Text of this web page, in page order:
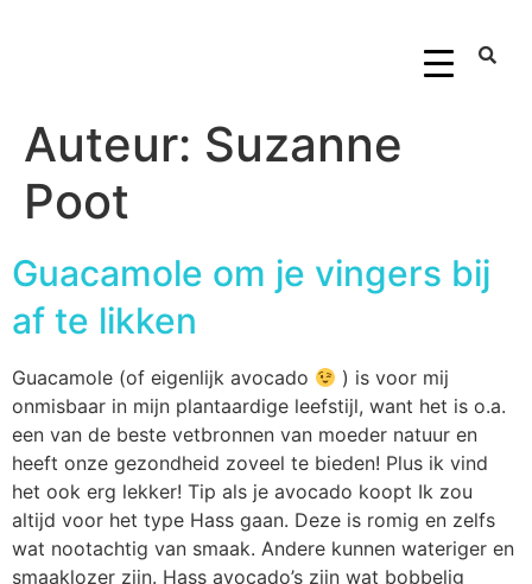
Auteur: Suzanne
Poot
Guacamole om je vingers bij
af te likken
Guacamole (of eigenlijk avocado
) is voor mij
onmisbaar in mijn plantaardige leefstijl, want het is o.a.
een van de beste vetbronnen van moeder natuur en
heeft onze gezondheid zoveel te bieden! Plus ik vind
het ook erg lekker! Tip als je avocado koopt Ik zou
altijd voor het type Hass gaan. Deze is romig en zelfs
wat nootachtig van smaak. Andere kunnen wateriger en
smaaklozer zijn. Hass avocado’s zijn wat bobbelig